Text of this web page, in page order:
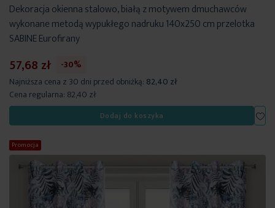
Dekoracja okienna stalowo, białą z motywem dmuchawców
wykonane metodą wypukłego nadruku 140x250 cm przelotka
SABINE Eurofirany
57,68 zł
-30%
Najniższa cena z 30 dni przed obniżką: 82,40 zł
Cena regularna: 82,40 zł
Dodaj do koszyka
Promocja